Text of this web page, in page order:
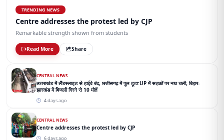
TRENDING NEWS
Centre addresses the protest led by CJP
Remarkable strength shown from students
Read More Share
CENTRAL NEWS
उत्तराखंड में लैंडस्लाइड से हाईवे बंद, छत्तीसगढ़ में पुल टूटा:UP में सड़कों पर नाव चली, बिहार-
झारखंड में बिजली गिरने से 10 मौतें
4 days ago
CENTRAL NEWS
Centre addresses the protest led by CJP
6 days ago